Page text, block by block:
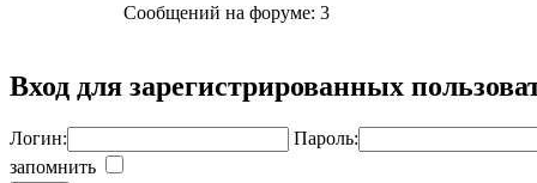
Сообщений на форуме: 3
Вход для зарегистрированных
Логин:
Пароль:
запомнить